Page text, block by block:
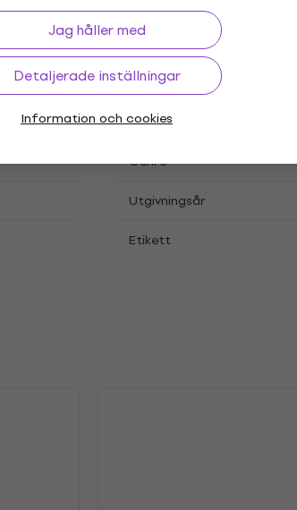
Jag håller med
Detaljerade inställningar
Information och cookies
Genre
Utgivningsår
Etikett